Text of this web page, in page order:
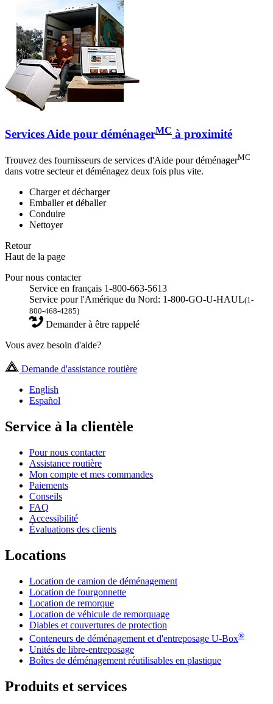
Services Aide pour déménagerMC à proximité
Trouvez des fournisseurs de services d'Aide pour déménagerMC
dans votre secteur et déménagez deux fois plus vite.
Charger et décharger
Emballer et déballer
Conduire
Nettoyer
Retour
Haut de la page
Pour nous contacter
Service en français 1-800-663-5613
Service pour l'Amérique du Nord: 1-800-GO-U-HAUL(1-
800-468-4285)
Demander à être rappelé
Vous avez besoin d'aide?
Demande d'assistance routière
English
Español
Service à la clientèle
Pour nous contacter
Assistance routière
Mon compte et mes commandes
Paiements
Conseils
FAQ
Accessibilité
Évaluations des clients
Locations
Location de camion de déménagement
Location de fourgonnette
Location de remorque
Location de véhicule de remorquage
Diables et couvertures de protection
Conteneurs de déménagement et d'entreposage U-Box®
Unités de libre-entreposage
Boîtes de déménagement réutilisables en plastique
Produits et services